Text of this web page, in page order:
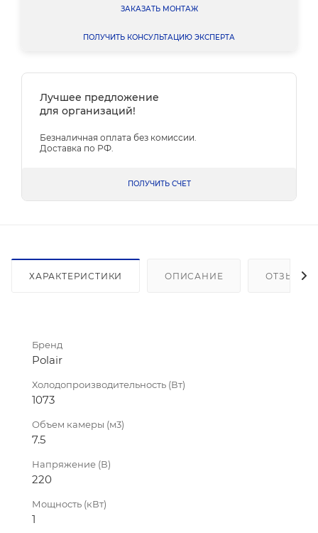
ЗАКАЗАТЬ МОНТАЖ
ПОЛУЧИТЬ КОНСУЛЬТАЦИЮ ЭКСПЕРТА
Лучшее предложение
для организаций!
Безналичная оплата без комиссии.
Доставка по РФ.
ПОЛУЧИТЬ СЧЕТ
ХАРАКТЕРИСТИКИ ОПИСАНИЕ ОТЗЫВЫ
Бренд
Polair
Холодопроизводительность (Вт)
1073
Объем камеры (м3)
7.5
Напряжение (В)
220
Мощность (кВт)
1